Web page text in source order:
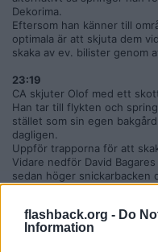
flashback.org - Do
Information
Dekorima.
Eftersom han känner till
optimala är att skjuta dem
skaka av ev. bilister genom
23:19
CA skjuter Olof med ett
Han tar till flykten och
stället som sin egen
dagligen.
Uppför trapporna för att
Vidare nedför David
sedan höger snickarbacken
kvinnan i paret knuffas mot
Snickarbacken.
Han kommer så till Birger